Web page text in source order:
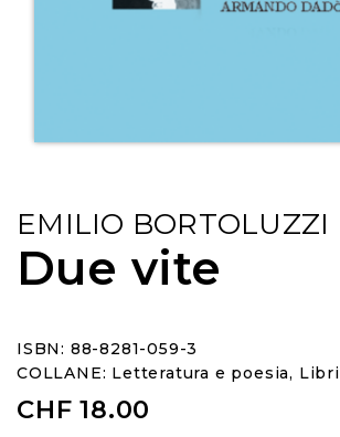
EMILIO BORTOLUZZI
Due vite
ISBN: 88-8281-059-3
COLLANE: Letteratura e poesia, Libri
CHF 18.00